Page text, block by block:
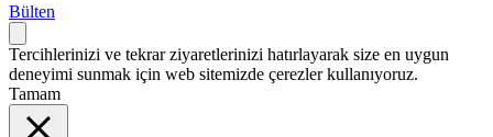
Bülten
Tercihlerinizi ve tekrar ziyaretlerinizi hatırlayarak size en uygun
deneyimi sunmak için web sitemizde çerezler kullanıyoruz.
Tamam